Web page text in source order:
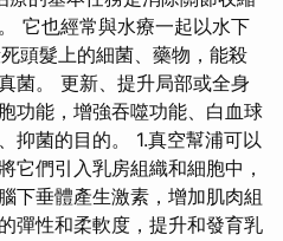
它也經常與水療一起以水下
頭髮上的細菌、藥物，能殺
菌。 更新、提升局部或全身
功能，增強吞噬功能、白血球
抑菌的目的。 1.真空幫浦可以
它們引入乳房組織和細胞中，
下垂體產生激素，增加肌肉組
彈性和柔軟度，提升和發育乳